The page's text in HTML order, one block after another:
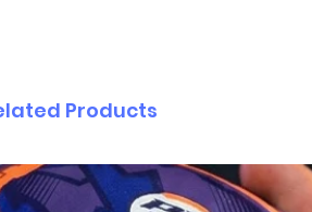
Products